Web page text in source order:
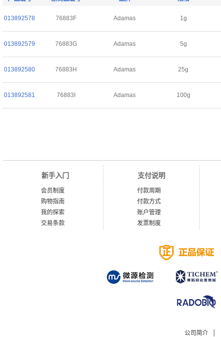
013892578 76883F Adamas 1g
013892579 76883G Adamas 5g
013892580 76883H Adamas 25g
013892581 76883I Adamas 100g
新手入门
会员制度
购物指南
我的探索
交易条款
支付说明
付款周期
付款方式
账户管理
发票制度
公司简介